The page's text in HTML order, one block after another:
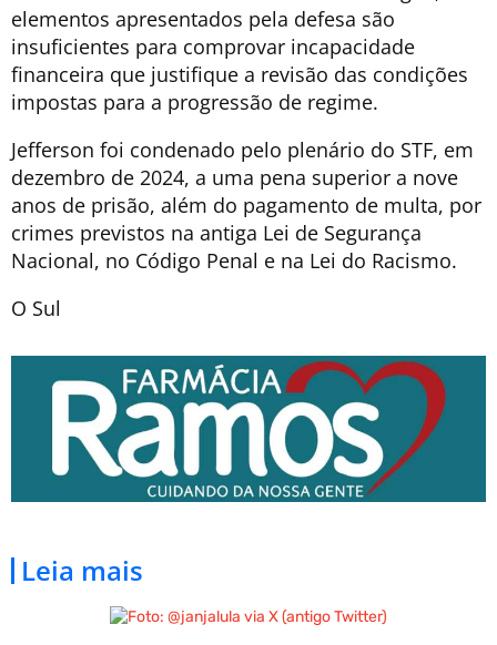
elementos apresentados pela defesa são
insuficientes para comprovar incapacidade
financeira que justifique a revisão das condições
impostas para a progressão de regime.
Jefferson foi condenado pelo plenário do STF, em
dezembro de 2024, a uma pena superior a nove
anos de prisão, além do pagamento de multa, por
crimes previstos na antiga Lei de Segurança
Nacional, no Código Penal e na Lei do Racismo.
O Sul
Leia mais